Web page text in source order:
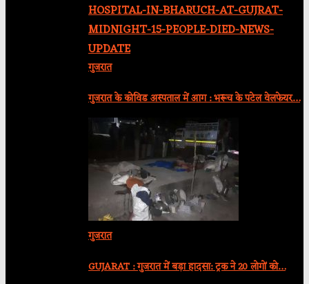
गुजरात
गुजरात के कोविड अस्पताल में आग : भरूच के पटेल वेलफेयर…
गुजरात
GUJARAT : गुजरात में बड़ा हादसा: ट्रक ने 20 लोगों को…